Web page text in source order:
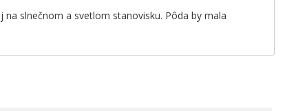
slnečnom a svetlom stanovisku. Pôda by mala